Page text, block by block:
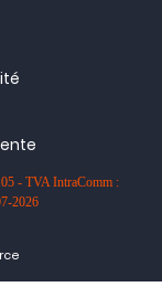
- TVA IntraComm :
2026